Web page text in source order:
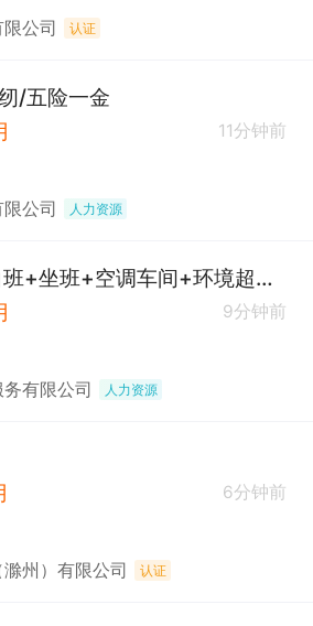
公司 认证
/五险一金
11分钟前
公司 人力资源
康佳精密:长白班+坐班+空调车间+环境超好+免费3餐/操作工/普工
9分钟前
有限公司 人力资源
6分钟前
州）有限公司 认证